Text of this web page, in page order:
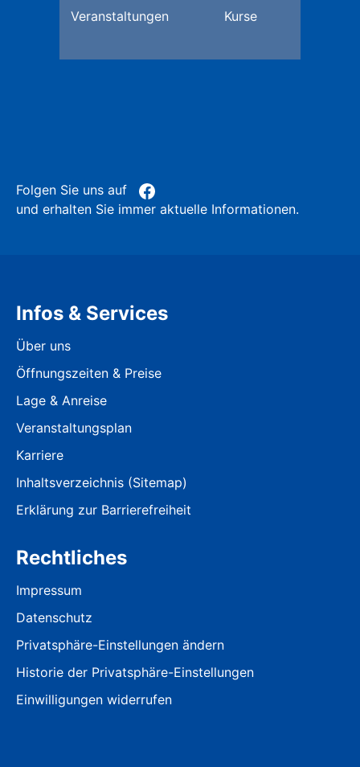
Veranstaltungen Kurse
Folgen Sie uns auf
und erhalten Sie immer aktuelle Informationen.
Infos & Services
Über uns
Öffnungszeiten & Preise
Lage & Anreise
Veranstaltungsplan
Karriere
Inhaltsverzeichnis (Sitemap)
Erklärung zur Barrierefreiheit
Rechtliches
Impressum
Datenschutz
Privatsphäre-Einstellungen ändern
Historie der Privatsphäre-Einstellungen
Einwilligungen widerrufen